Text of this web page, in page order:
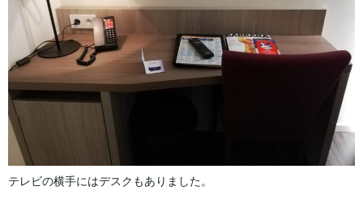
テレビの横手にはデスクもありました。